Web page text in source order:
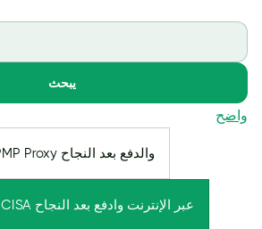
يبحث
واضح
اجتياز امتحان PMI PMP Proxy والدفع بعد النجاح
اجتز امتحان ISACA CISA عبر الإنترنت وادفع بعد النجاح